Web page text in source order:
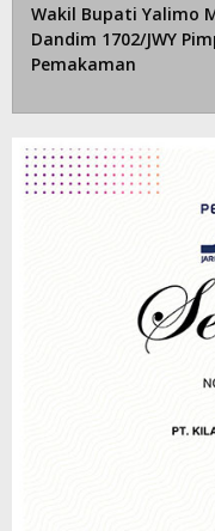
Wakil Bupati Yalimo
Dandim 1702/JWY
Pemakaman